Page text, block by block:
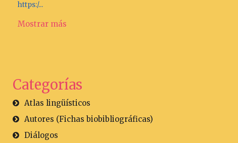
https:/...
Mostrar más
Categorías
Atlas lingüísticos
Autores (Fichas biobibliográficas)
Diálogos